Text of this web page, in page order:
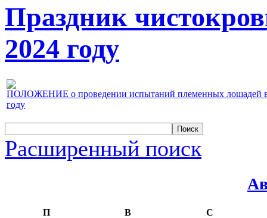
Праздник
2024 году
ПОЛОЖЕНИЕ о проведении испытаний племенных лошадей
году
Расширенный поиск
П В С